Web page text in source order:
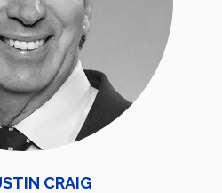
CRAIG